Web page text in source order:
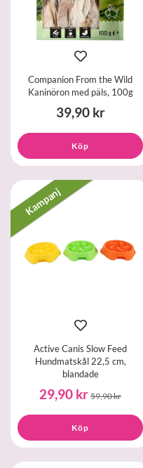
Companion From the Wild
Kaninöron med päls, 100g
39,90 kr
Köp
Kampanj
Active Canis Slow Feed
Hundmatskål 22,5 cm,
blandade
29,90 kr 59,90 kr
Köp